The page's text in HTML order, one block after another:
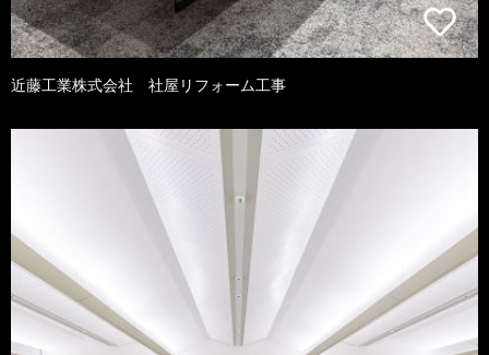
近藤工業株式会社 社屋リフォーム工事